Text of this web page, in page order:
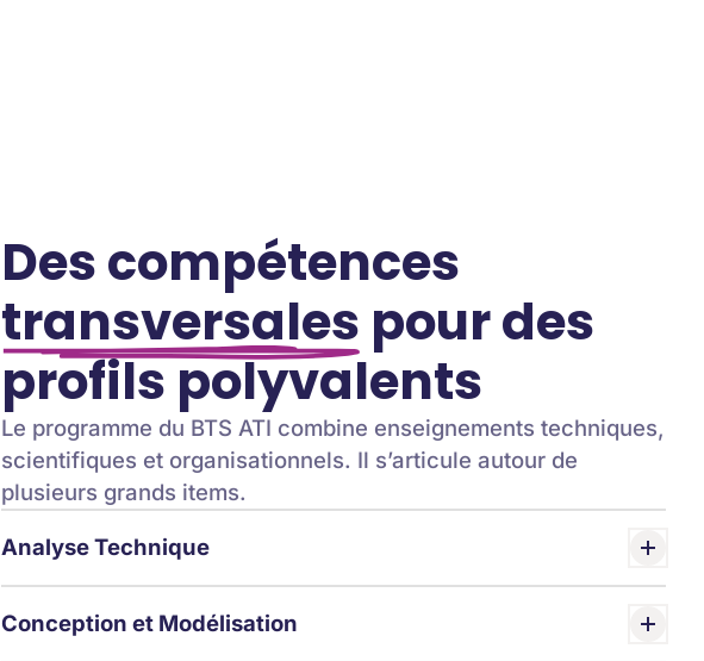
Des compétences
transversales pour des
profils polyvalents
Le programme du BTS ATI combine enseignements techniques,
scientifiques et organisationnels. Il s’articule autour de
plusieurs grands items.
Analyse Technique
Conception et Modélisation